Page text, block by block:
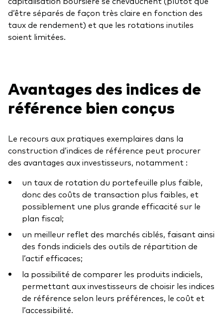
d’être séparés de façon très claire en fonction des
taux de rendement) et que les rotations inutiles
soient limitées.
Avantages des indices de
référence bien conçus
Le recours aux pratiques exemplaires dans la
construction d’indices de référence peut procurer
des avantages aux investisseurs, notamment :
un taux de rotation du portefeuille plus faible,
donc des coûts de transaction plus faibles, et
possiblement une plus grande efficacité sur le
plan fiscal;
un meilleur reflet des marchés ciblés, faisant ainsi
des fonds indiciels des outils de répartition de
l’actif efficaces;
la possibilité de comparer les produits indiciels,
permettant aux investisseurs de choisir les indices
de référence selon leurs préférences, le coût et
l’accessibilité.